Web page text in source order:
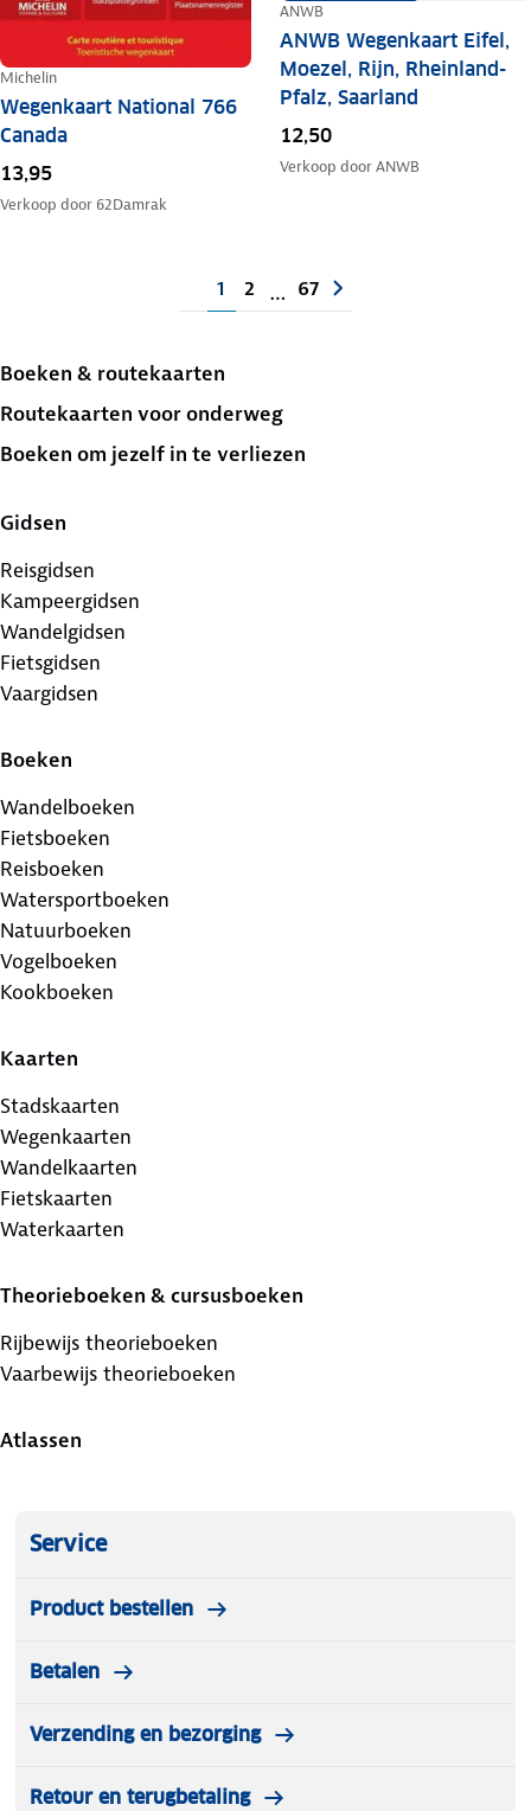
Michelin
Wegenkaart National 766
Canada
13,95
Verkoop door 62Damrak
ANWB
ANWB Wegenkaart Eifel,
Moezel, Rijn, Rheinland-
Pfalz, Saarland
12,50
Verkoop doorANWB
1 2 … 67
Boeken & routekaarten
Routekaarten voor onderweg
Boeken om jezelf in te verliezen
Gidsen
Reisgidsen
Kampeergidsen
Wandelgidsen
Fietsgidsen
Vaargidsen
Boeken
Wandelboeken
Fietsboeken
Reisboeken
Watersportboeken
Natuurboeken
Vogelboeken
Kookboeken
Kaarten
Stadskaarten
Wegenkaarten
Wandelkaarten
Fietskaarten
Waterkaarten
Theorieboeken & cursusboeken
Rijbewijs theorieboeken
Vaarbewijs theorieboeken
Atlassen
Service
Product bestellen
Betalen
Verzending en bezorging
Retour en terugbetaling